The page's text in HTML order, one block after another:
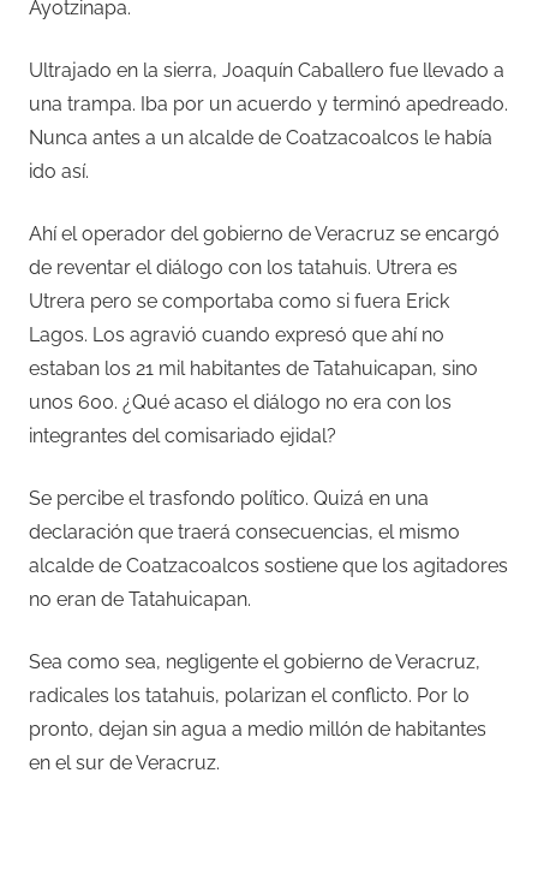
Ayotzinapa.
Ultrajado en la sierra, Joaquín Caballero fue llevado a
una trampa. Iba por un acuerdo y terminó apedreado.
Nunca antes a un alcalde de Coatzacoalcos le había
ido así.
Ahí el operador del gobierno de Veracruz se encargó
de reventar el diálogo con los tatahuis. Utrera es
Utrera pero se comportaba como si fuera Erick
Lagos. Los agravió cuando expresó que ahí no
estaban los 21 mil habitantes de Tatahuicapan, sino
unos 600. ¿Qué acaso el diálogo no era con los
integrantes del comisariado ejidal?
Se percibe el trasfondo político. Quizá en una
declaración que traerá consecuencias, el mismo
alcalde de Coatzacoalcos sostiene que los agitadores
no eran de Tatahuicapan.
Sea como sea, negligente el gobierno de Veracruz,
radicales los tatahuis, polarizan el conflicto. Por lo
pronto, dejan sin agua a medio millón de habitantes
en el sur de Veracruz.